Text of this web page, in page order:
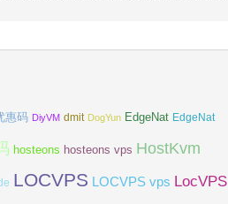
惠码 DiyVM dmit DogYun EdgeNat EdgeNat
hosteons hosteons vps HostKvm
LOCVPS LOCVPS vps LocVPS